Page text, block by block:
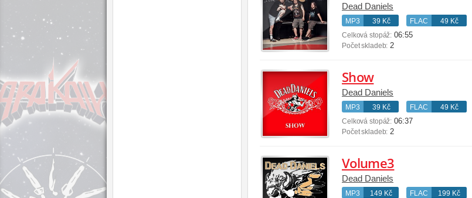
Dead Daniels
MP3 39 Kč FLAC
49 Kč
Celková stopáž: 06:55
Počet skladeb: 2
Show
Dead Daniels
MP3 39 Kč FLAC
49 Kč
Celková stopáž: 06:37
Počet skladeb: 2
Volume3
Dead Daniels
MP3 149 Kč FLAC 199 Kč